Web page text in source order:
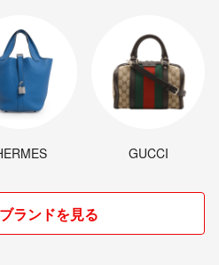
GUCCI
ランドを見る